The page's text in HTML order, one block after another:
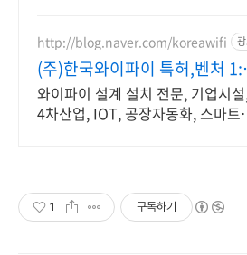
http://blog.naver.com/koreawifi
(주)한국와이파이 특허,벤처
맞춤 상담 및 견적
와이파이 설계 설치 전문, 기업시
4차산업, IOT, 공장자동화, 스마트
1 구독하기